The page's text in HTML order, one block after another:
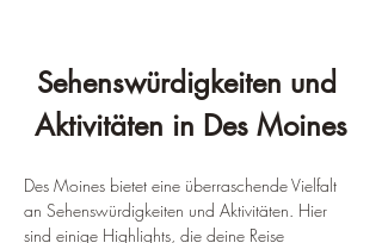
Sehenswürdigkeiten und
Aktivitäten in Des Moines
Des Moines bietet eine überraschende Vielfalt
an Sehenswürdigkeiten und Aktivitäten. Hier
sind einige Highlights, die deine Reise